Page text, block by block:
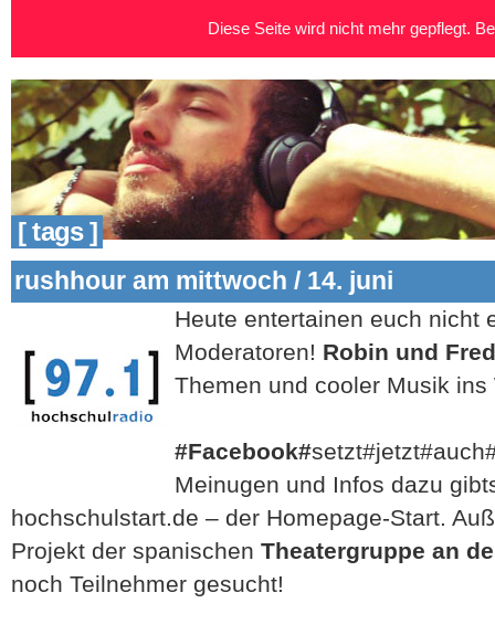
[ tags ]
rushhour am mittwoch / 14. juni
Heute entertainen euch nicht
Moderatoren! Robin und
Themen und cooler Musik ins
#Facebook#
Meinugen und Infos dazu
hochschulstart.de – der Homepage-Start.
Projekt der spanischen Theatergruppe an
noch Teilnehmer gesucht!
Diese Seite wird nicht mehr gepflegt.